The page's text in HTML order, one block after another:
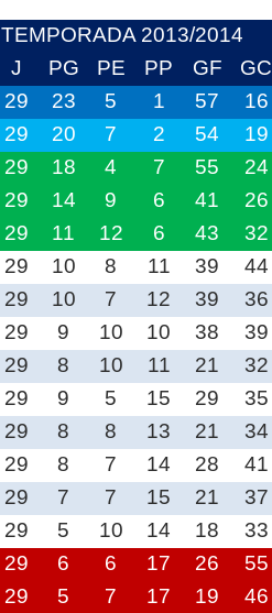
TEMPORADA 2013/2014
J PG PE PP GF
GC
29 23 5 1 57
16
29 20 7 2 54
19
29 18 4 7 55
24
29 14 9 6 41
26
29 11 12 6 43
32
29 10 8 11 39
44
29 10 7 12 39
36
29 9 10 10 38
39
29 8 10 11 21
32
29 9 5 15 29
35
29 8 8 13 21
34
29 8 7 14 28
41
29 7 7 15 21
37
29 5 10 14 18
33
29 6 6 17 26
55
29 5 7 17 19 46